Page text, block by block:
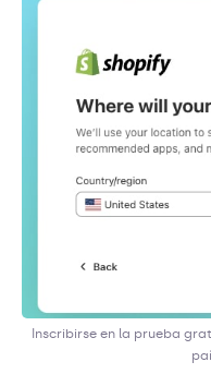
Inscribirse en la prueba